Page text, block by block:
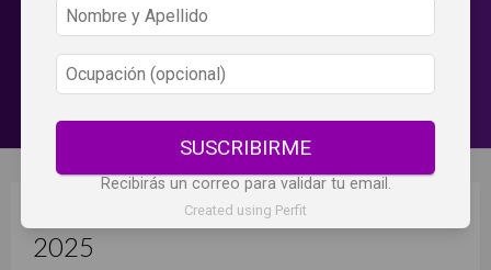
BALANCE POSITIVO EN VENDIMIA
2025
SUSCRIBIRME
Recibirás un correo para validar tu email.
Created using Perfit